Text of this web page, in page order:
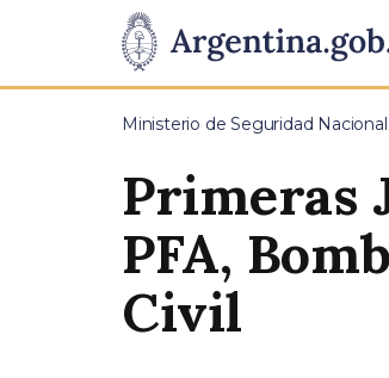
Presidencia
de
Pasar al contenido principal
Ministerio de Seguridad Nacional
Primeras
PFA,
Civil